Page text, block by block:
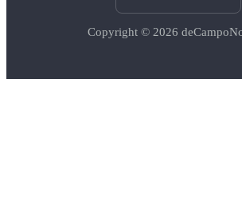
Copyright © 2026